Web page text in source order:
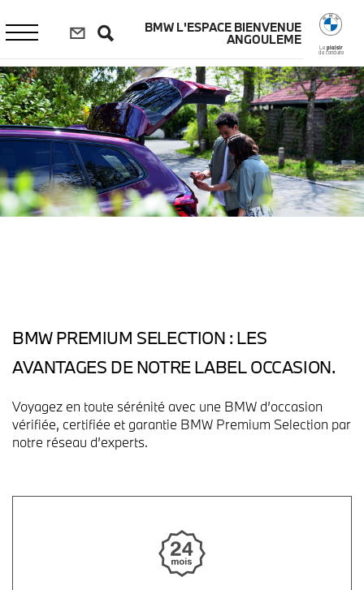
contenu
principal
BMW L'ESPACE BIENVENUE
ANGOULEME
Le plaisir
de conduire
BMW PREMIUM SELECTION : LES
AVANTAGES DE NOTRE LABEL OCCASION.
Voyagez en toute sérénité avec une BMW d’occasion
vérifiée, certifiée et garantie BMW Premium Selection par
notre réseau d’experts.